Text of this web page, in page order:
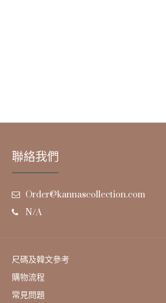
聯絡我們
Order@kannascollection.com
N/A
尺碼及韓文參考
購物流程
常見問題